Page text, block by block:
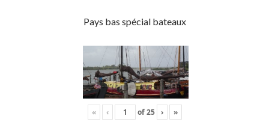
Pays bas spécial bateaux
« ‹ of25 › »